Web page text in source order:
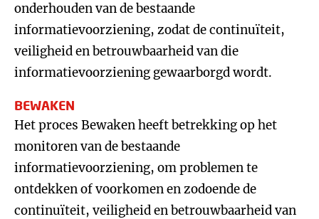
onderhouden van de bestaande
informatievoorziening, zodat de continuïteit,
veiligheid en betrouwbaarheid van die
informatievoorziening gewaarborgd wordt.
BEWAKEN
Het proces Bewaken heeft betrekking op het
monitoren van de bestaande
informatievoorziening, om problemen te
ontdekken of voorkomen en zodoende de
continuïteit, veiligheid en betrouwbaarheid van